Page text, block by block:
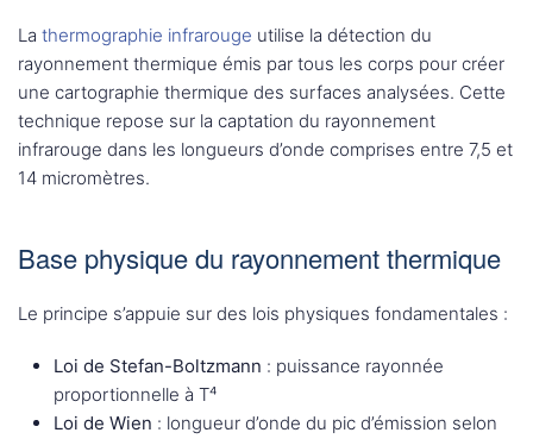
La thermographie infrarouge utilise la détection du
rayonnement thermique émis par tous les corps pour créer
une cartographie thermique des surfaces analysées. Cette
technique repose sur la captation du rayonnement
infrarouge dans les longueurs d’onde comprises entre 7,5 et
14 micromètres.
Base physique du rayonnement thermique
Le principe s’appuie sur des lois physiques fondamentales :
Loi de Stefan-Boltzmann : puissance rayonnée
proportionnelle à T⁴
Loi de Wien : longueur d’onde du pic d’émission selon